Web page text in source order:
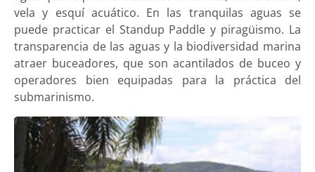
vela y esquí acuático. En las tranquilas aguas se
puede practicar el Standup Paddle y piragüismo. La
transparencia de las aguas y la biodiversidad marina
atraer buceadores, que son acantilados de buceo y
operadores bien equipadas para la práctica del
submarinismo.